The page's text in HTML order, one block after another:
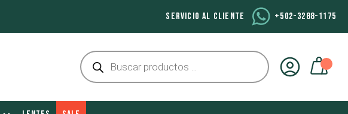
SERVICIO AL CLIENTE +502-3288-1175
Búsqueda
de
productos